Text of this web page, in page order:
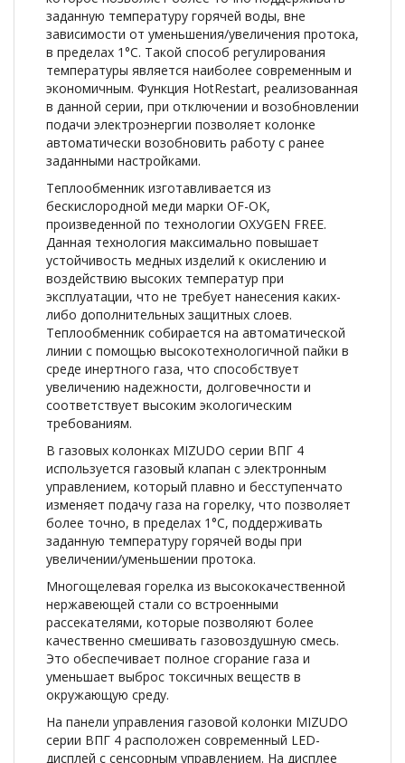
заданную температуру горячей воды, вне
зависимости от уменьшения/увеличения протока,
в пределах 1°C. Такой способ регулирования
температуры является наиболее современным и
экономичным. Функция HotRestart, реализованная
в данной серии, при отключении и возобновлении
подачи электроэнергии позволяет колонке
автоматически возобновить работу с ранее
заданными настройками.
Теплообменник изготавливается из
бескислородной меди марки OF-OK,
произведенной по технологии ОХУGEN FREE.
Данная технология максимально повышает
устойчивость медных изделий к окислению и
воздействию высоких температур при
эксплуатации, что не требует нанесения каких-
либо дополнительных защитных слоев.
Теплообменник собирается на автоматической
линии с помощью высокотехнологичной пайки в
среде инертного газа, что способствует
увеличению надежности, долговечности и
соответствует высоким экологическим
требованиям.
В газовых колонках МIZUDO серии ВПГ 4
используется газовый клапан с электронным
управлением, который плавно и бесступенчато
изменяет подачу газа на горелку, что позволяет
более точно, в пределах 1°C, поддерживать
заданную температуру горячей воды при
увеличении/уменьшении протока.
Многощелевая горелка из высококачественной
нержавеющей стали со встроенными
рассекателями, которые позволяют более
качественно смешивать газовоздушную смесь.
Это обеспечивает полное сгорание газа и
уменьшает выброс токсичных веществ в
окружающую среду.
На панели управления газовой колонки МIZUDO
серии ВПГ 4 расположен современный LED-
дисплей с сенсорным управлением. На дисплее